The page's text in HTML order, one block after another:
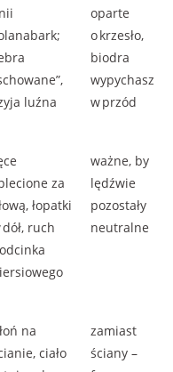
luźna
oparte
o krzesło,
biodra
wypychasz
w przód
za
łopatki
dół, ruch
ważne, by
lędźwie
pozostały
neutralne
na
ciało
zamiast
ściany –